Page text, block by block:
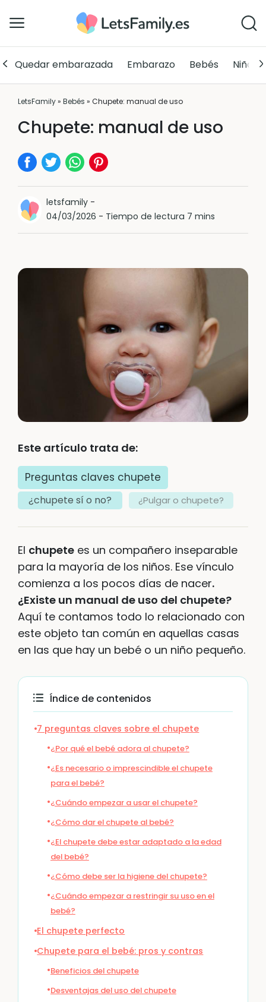
Quedar embarazada Embarazo Bebés Niños
LetsFamily» Bebés » Chupete: manual de uso
Chupete: manual de uso
letsfamily-
04/03/2026 - Tiempo de lectura 7 mins
Este artículo trata de:
Preguntas claves chupete
¿chupete sí o no? ¿Pulgar o chupete?
El chupete es un compañero inseparable
para la mayoría de los niños. Ese vínculo
comienza a los pocos días de nacer.
¿Existe un manual de uso del chupete?
Aquí te contamos todo lo relacionado con
este objeto tan común en aquellas casas
en las que hay un bebé o un niño pequeño.
Índice de contenidos
7 preguntas claves sobre el chupete
¿Por qué el bebé adora al chupete?
¿Es necesario o imprescindible el chupete
para el bebé?
¿Cuándo empezar a usar el chupete?
¿Cómo dar el chupete al bebé?
¿El chupete debe estar adaptado a la edad
del bebé?
¿Cómo debe ser la higiene del chupete?
¿Cuándo empezar a restringir su uso en el
bebé?
El chupete perfecto
Chupete para el bebé: pros y contras
Beneficios del chupete
Desventajas del uso del chupete